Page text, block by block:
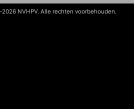
NVHPV. Alle rechten voorbehouden.